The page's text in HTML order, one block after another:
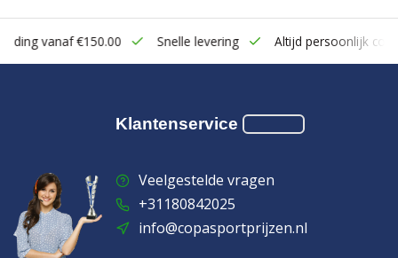
vanaf €150.00 Snelle levering Altijd persoonlijk
Klantenservice
Veelgestelde vragen
+31180842025
info@copasportprijzen.nl